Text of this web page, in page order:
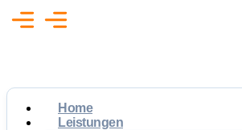
Home
Leistungen